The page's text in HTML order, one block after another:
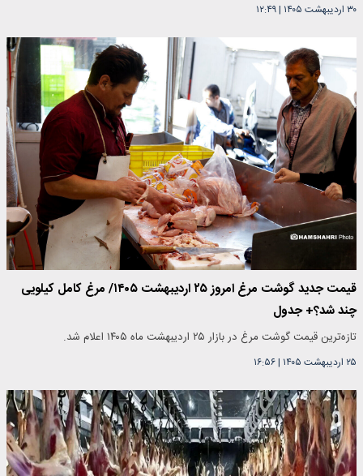
۳۰ اردیبهشت ۱۴۰۵ |۱۲:۴۹
قیمت جدید گوشت مرغ امروز ۲۵ اردیبهشت ۱۴۰۵/ مرغ کامل کیلویی
چند شد؟+ جدول
تازه‌ترین قیمت گوشت مرغ در بازار ۲۵ اردیبهشت ماه ۱۴۰۵ اعلام شد.
۲۵ اردیبهشت ۱۴۰۵ |۱۶:۵۶